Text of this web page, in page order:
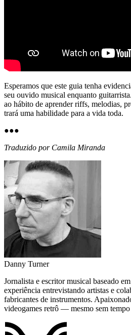
Esperamos que este guia tenha
seu ouvido musical enquanto
ao hábito de aprender riffs, melodias,
trará uma habilidade para a vida toda.
●●●
Traduzido por Camila Miranda
Danny Turner
Jornalista e escritor musical baseado
experiência entrevistando artistas e
fabricantes de instrumentos.
videogames retrô — mesmo sem